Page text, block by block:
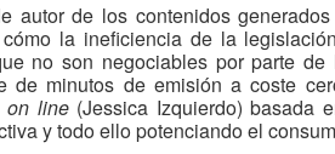
autor de los contenidos
la ineficiencia de la
no son negociables por parte
minutos de emisión a coste
on line(Jessica Izquierdo) basada
y todo ello potenciando el